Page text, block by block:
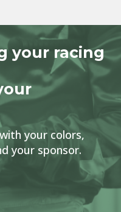
your racing
your colors,
your sponsor.